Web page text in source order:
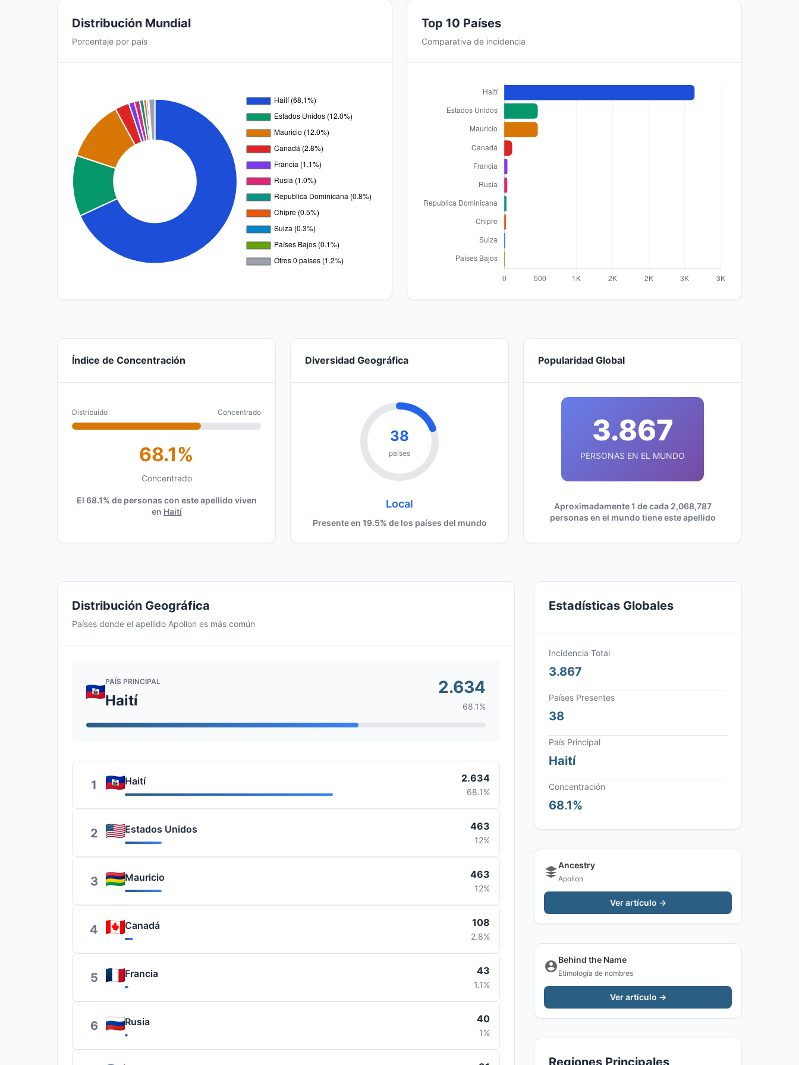
Distribución Mundial
Porcentaje por país
Top 10 Países
Comparativa de incidencia
Índice de Concentración
Distribuido Concentrado
68.1%
Concentrado
El 68.1% de personas con este apellido viven
en Haití
Diversidad Geográfica
38
países
Local
Presente en 19.5% de los países del mundo
Popularidad Global
3.867
PERSONAS EN EL MUNDO
Aproximadamente 1 de cada 2,068,787
personas en el mundo tiene este apellido
Distribución Geográfica
Países donde el apellido Apollon es más común
PAÍS PRINCIPAL
Haití
2.634
68.1%
1 Haití 2.634
68.1%
2 Estados Unidos 463
12%
3 Mauricio 463
12%
4 Canadá 108
2.8%
5 Francia 43
1.1%
6 Rusia 40
1%
Estadísticas Globales
Incidencia Total
3.867
Países Presentes
38
País Principal
Haití
Concentración
68.1%
Ancestry
Apollon
Ver artículo →
Behind the Name
Etimología de nombres
Ver artículo →
Regiones Principales